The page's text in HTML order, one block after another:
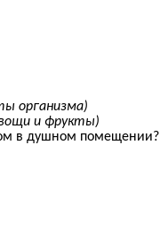
организма)
и фрукты)
в душном помещении?